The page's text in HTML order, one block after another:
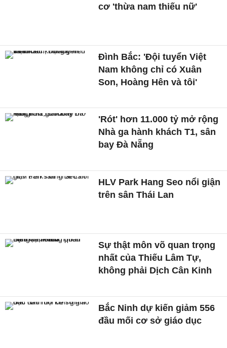
cơ 'thừa nam thiếu nữ'
Đình Bắc: 'Đội tuyển Việt
Nam không chỉ có Xuân
Son, Hoàng Hên và tôi'
'Rót' hơn 11.000 tỷ mở rộng
Nhà ga hành khách T1, sân
bay Đà Nẵng
HLV Park Hang Seo nổi giận
trên sân Thái Lan
Sự thật môn võ quan trọng
nhất của Thiếu Lâm Tự,
không phải Dịch Cân Kinh
Bắc Ninh dự kiến giảm 556
đầu mối cơ sở giáo dục